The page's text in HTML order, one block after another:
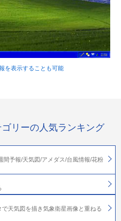
を表示することも可能
ゴリーの人気ランキング
間予報/天気図/アメダス/台風情報/花粉
天気図を描き気象衛星画像と重ねる